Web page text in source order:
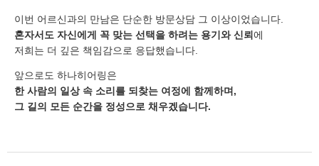
이번 어르신과의 만남은 단순한 방문상담 그 이상이었습니다.
혼자서도 자신에게 꼭 맞는 선택을 하려는 용기와 신뢰에
저희는 더 깊은 책임감으로 응답했습니다.
앞으로도 하나히어링은
한 사람의 일상 속 소리를 되찾는 여정에 함께하며,
그 길의 모든 순간을 정성으로 채우겠습니다.